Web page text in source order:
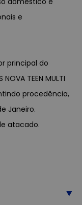
e
principal do
TEEN MULTI
procedência,
Janeiro.
atacado.